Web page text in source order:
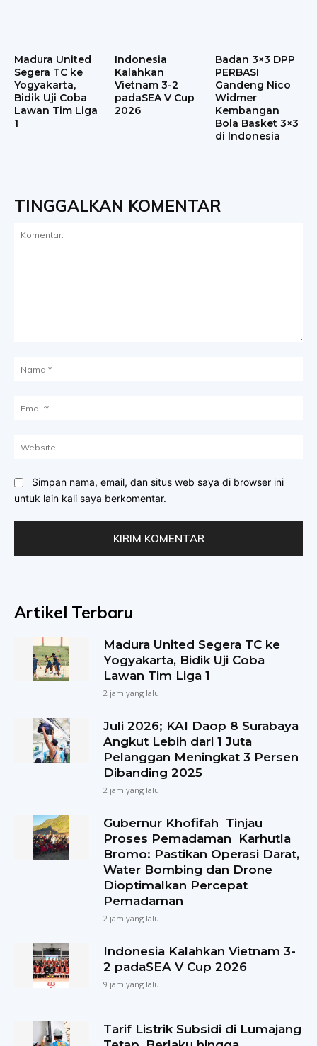
Madura United
Segera TC ke
Yogyakarta,
Bidik Uji Coba
Lawan Tim Liga
1
Indonesia
Kalahkan
Vietnam 3-2
padaSEA V Cup
2026
Badan 3×3 DPP
PERBASI
Gandeng Nico
Widmer
Kembangan
Bola Basket 3×3
di Indonesia
TINGGALKAN KOMENTAR
Simpan nama, email, dan situs web saya di browser ini
untuk lain kali saya berkomentar.
Artikel Terbaru
Madura United Segera TC ke
Yogyakarta, Bidik Uji Coba
Lawan Tim Liga 1
2 jam yang lalu
Juli 2026; KAI Daop 8 Surabaya
Angkut Lebih dari 1 Juta
Pelanggan Meningkat 3 Persen
Dibanding 2025
2 jam yang lalu
Gubernur Khofifah Tinjau
Proses Pemadaman Karhutla
Bromo: Pastikan Operasi Darat,
Water Bombing dan Drone
Dioptimalkan Percepat
Pemadaman
2 jam yang lalu
Indonesia Kalahkan Vietnam 3-
2 padaSEA V Cup 2026
9 jam yang lalu
Tarif Listrik Subsidi di Lumajang